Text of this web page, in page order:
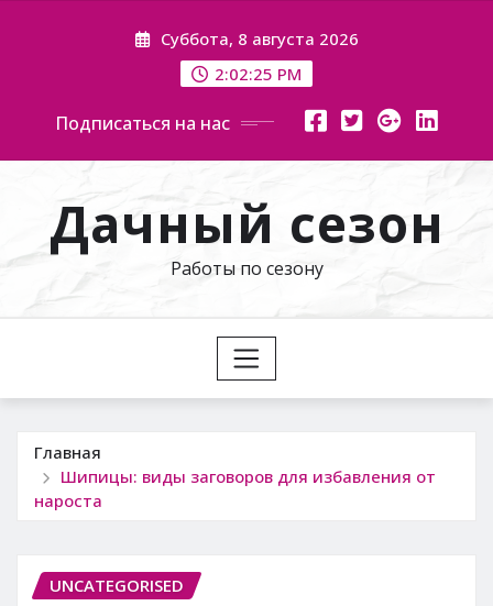
Суббота, 8 августа 2026
2:02:26 PM
Подписаться на нас
Дачный сезон
Работы по сезону
Главная
Шипицы: виды заговоров для избавления от
нароста
UNCATEGORISED